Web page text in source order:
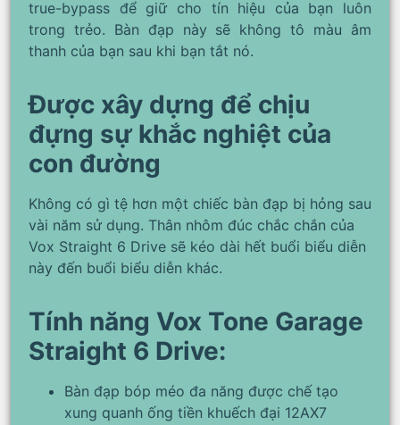
true-bypass để giữ cho tín hiệu của bạn luôn
trong trẻo. Bàn đạp này sẽ không tô màu âm
thanh của bạn sau khi bạn tắt nó.
Được xây dựng để chịu
đựng sự khắc nghiệt của
con đường
Không có gì tệ hơn một chiếc bàn đạp bị hỏng sau
vài năm sử dụng. Thân nhôm đúc chắc chắn của
Vox Straight 6 Drive sẽ kéo dài hết buổi biểu diễn
này đến buổi biểu diễn khác.
Tính năng Vox Tone Garage
Straight 6 Drive:
Bàn đạp bóp méo đa năng được chế tạo
xung quanh ống tiền khuếch đại 12AX7